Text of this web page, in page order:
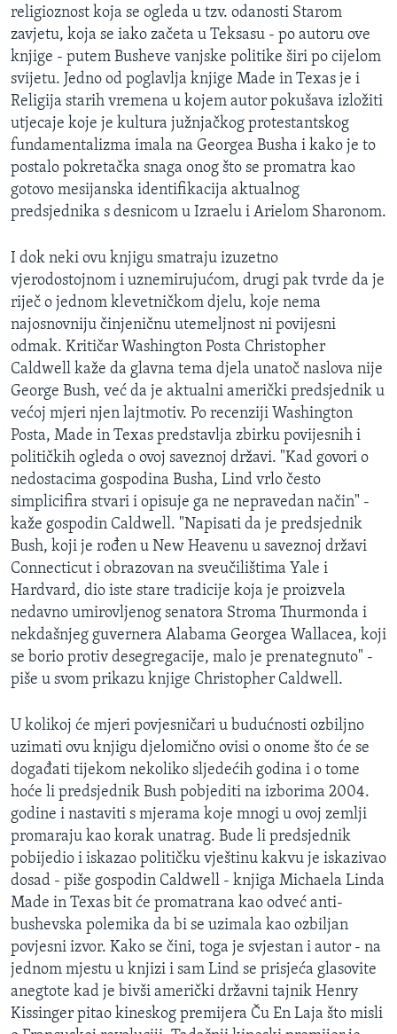
religioznost koja se ogleda u tzv. odanosti Starom
zavjetu, koja se iako začeta u Teksasu - po autoru ove
knjige - putem Busheve vanjske politike širi po cijelom
svijetu. Jedno od poglavlja knjige Made in Texas je i
Religija starih vremena u kojem autor pokušava izložiti
utjecaje koje je kultura južnjačkog protestantskog
fundamentalizma imala na Georgea Busha i kako je to
postalo pokretačka snaga onog što se promatra kao
gotovo mesijanska identifikacija aktualnog
predsjednika s desnicom u Izraelu i Arielom Sharonom.
I dok neki ovu knjigu smatraju izuzetno
vjerodostojnom i uznemirujućom, drugi pak tvrde da je
riječ o jednom klevetničkom djelu, koje nema
najosnovniju činjeničnu utemeljnost ni povijesni
odmak. Kritičar Washington Posta Christopher
Caldwell kaže da glavna tema djela unatoč naslova nije
George Bush, već da je aktualni američki predsjednik u
većoj mjeri njen lajtmotiv. Po recenziji Washington
Posta, Made in Texas predstavlja zbirku povijesnih i
političkih ogleda o ovoj saveznoj državi. "Kad govori o
nedostacima gospodina Busha, Lind vrlo često
simplicifira stvari i opisuje ga ne nepravedan način" -
kaže gospodin Caldwell. "Napisati da je predsjednik
Bush, koji je rođen u New Heavenu u saveznoj državi
Connecticut i obrazovan na sveučilištima Yale i
Hardvard, dio iste stare tradicije koja je proizvela
nedavno umirovljenog senatora Stroma Thurmonda i
nekdašnjeg guvernera Alabama Georgea Wallacea, koji
se borio protiv desegregacije, malo je prenategnuto" -
piše u svom prikazu knjige Christopher Caldwell.
U kolikoj će mjeri povjesničari u budućnosti ozbiljno
uzimati ovu knjigu djelomično ovisi o onome što će se
događati tijekom nekoliko sljedećih godina i o tome
hoće li predsjednik Bush pobjediti na izborima 2004.
godine i nastaviti s mjerama koje mnogi u ovoj zemlji
promaraju kao korak unatrag. Bude li predsjednik
pobijedio i iskazao političku vještinu kakvu je iskazivao
dosad - piše gospodin Caldwell - knjiga Michaela Linda
Made in Texas bit će promatrana kao odveć anti-
bushevska polemika da bi se uzimala kao ozbiljan
povjesni izvor. Kako se čini, toga je svjestan i autor - na
jednom mjestu u knjizi i sam Lind se prisjeća glasovite
anegtote kad je bivši američki državni tajnik Henry
Kissinger pitao kineskog premijera Ču En Laja što misli